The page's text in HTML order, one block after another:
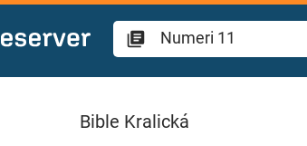
Numeri 11
Bible Kralická